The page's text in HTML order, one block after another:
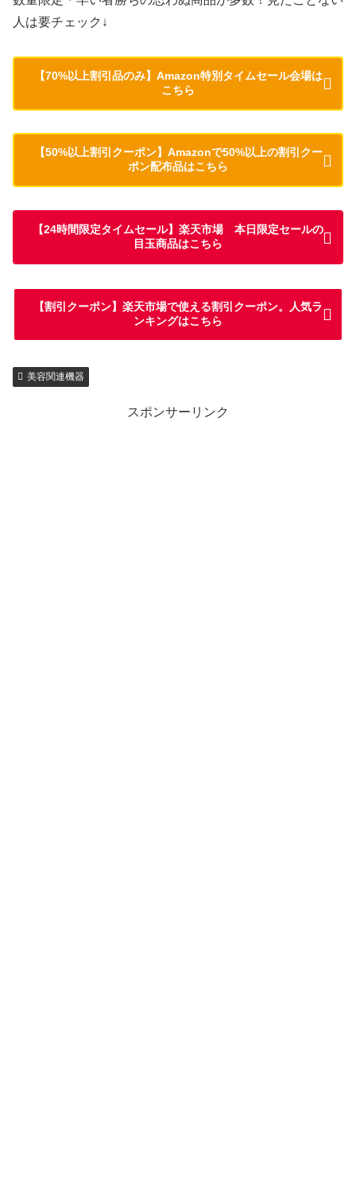
人は要チェック↓
【70%以上割引品のみ】Amazon特別タイムセール会場は
こちら
【50%以上割引クーポン】Amazonで50%以上の割引クー
ポン配布品はこちら
【24時間限定タイムセール】楽天市場 本日限定セールの
目玉商品はこちら
【割引クーポン】楽天市場で使える割引クーポン。人気ラ
ンキングはこちら
美容関連機器
スポンサーリンク